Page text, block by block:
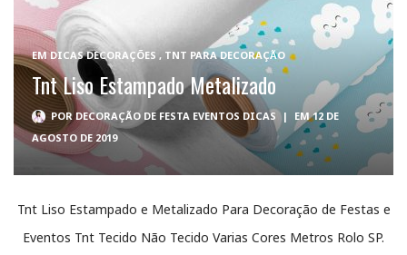
EMDICAS DECORAÇÕES , TNT PARA DECORAÇÃO
Tnt Liso Estampado Metalizado
PORDECORAÇÃO DE FESTA EVENTOS DICAS |
EM 12 DE
AGOSTO DE 2019
Tnt Liso Estampado e Metalizado Para Decoração de Festas e
Eventos Tnt Tecido Não Tecido Varias Cores Metros Rolo SP.